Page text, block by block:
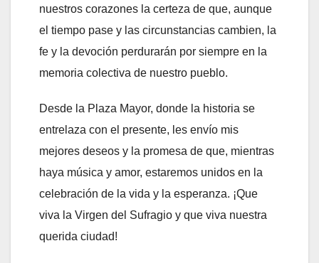
nuestros corazones la certeza de que, aunque
el tiempo pase y las circunstancias cambien, la
fe y la devoción perdurarán por siempre en la
memoria colectiva de nuestro pueblo.
Desde la Plaza Mayor, donde la historia se
entrelaza con el presente, les envío mis
mejores deseos y la promesa de que, mientras
haya música y amor, estaremos unidos en la
celebración de la vida y la esperanza. ¡Que
viva la Virgen del Sufragio y que viva nuestra
querida ciudad!